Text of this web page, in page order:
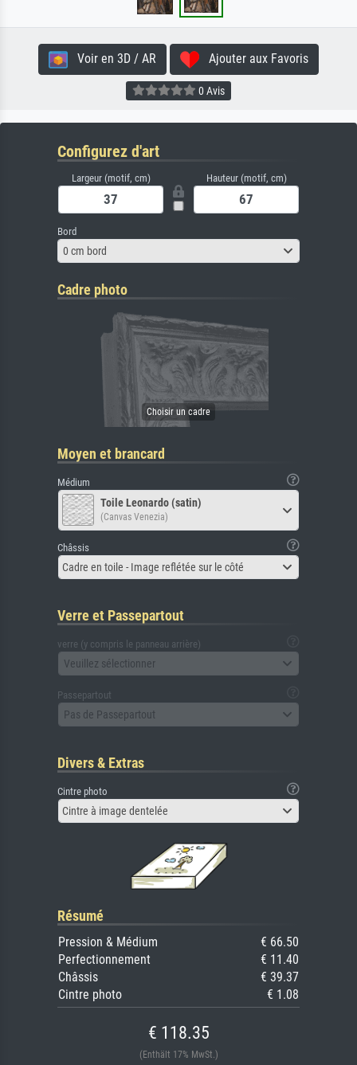
Voir en 3D / AR Ajouter aux Favoris
0 Avis
Configurez d'art
Largeur (motif, cm) Hauteur (motif, cm)
Bord
0 cm bord
Cadre photo
Moyen et brancard
Médium
Toile Leonardo (satin)
(Canvas Venezia)
Châssis
Cadre en toile - Image reflétée sur le côté
Verre et Passepartout
verre (y compris le panneau arrière)
Veuillez sélectionner
Passepartout
Pas de Passepartout
Divers & Extras
Cintre photo
Cintre à image dentelée
Résumé
Pression & Médium
€ 66.50
Perfectionnement
€ 11.40
Châssis
€ 39.37
Cintre photo
€ 1.08
€ 118.35
(Enthält 17% MwSt.)